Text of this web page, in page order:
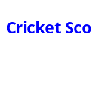
Cricket